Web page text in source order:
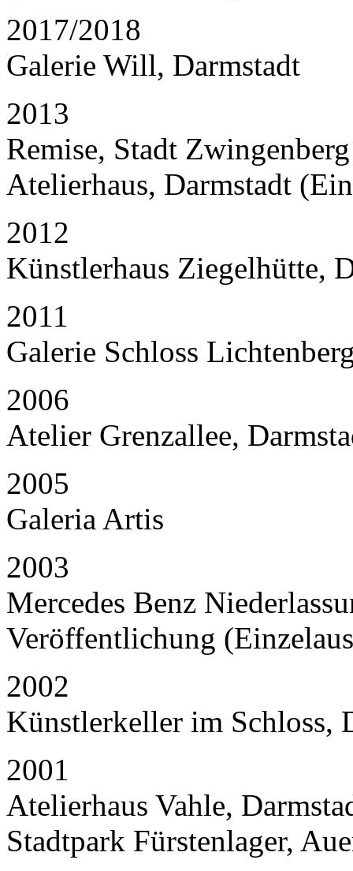
2017/2018
Galerie Will, Darmstadt
2013
Remise, Stadt
Atelierhaus, Darmstadt
2012
Künstlerhaus Ziegelhütte,
2011
Galerie Schloss
2006
Atelier Grenzallee,
2005
Galeria Artis
2003
Mercedes Benz
Veröffentlichung
2002
Künstlerkeller im Schloss,
2001
Atelierhaus Vahle,
Stadtpark Fürstenlager,